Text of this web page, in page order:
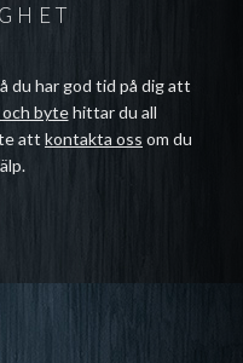
du har god tid på dig att
bytehittar du all
att kontakta oss om du